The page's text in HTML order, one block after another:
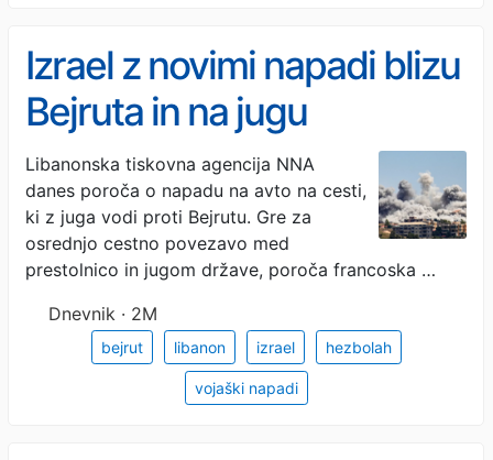
Izrael z novimi napadi blizu
Bejruta in na jugu
Libanona, umrlo najmanj
šest ljudi
Libanonska tiskovna agencija NNA
danes poroča o napadu na avto na cesti,
ki z juga vodi proti Bejrutu. Gre za
osrednjo cestno povezavo med
prestolnico in jugom države, poroča francoska …
Dnevnik · 2M
bejrut libanon izrael hezbolah
vojaški napadi